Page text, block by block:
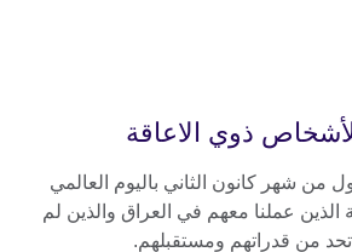
ذوي الاعاقة
من شهر كانون الثاني باليوم العالمي
عملنا معهم في العراق والذين لم
من قدراتهم ومستقبلهم.